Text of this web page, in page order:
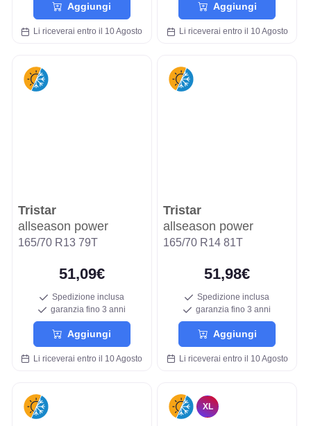
Aggiungi
Li riceverai entro il 10 Agosto
Aggiungi
Li riceverai entro il 10 Agosto
Tristar
allseason power
165/70 R13 79T
51,09€
Spedizione inclusa
garanzia fino 3 anni
Aggiungi
Li riceverai entro il 10 Agosto
Tristar
allseason power
165/70 R14 81T
51,98€
Spedizione inclusa
garanzia fino 3 anni
Aggiungi
Li riceverai entro il 10 Agosto
XL